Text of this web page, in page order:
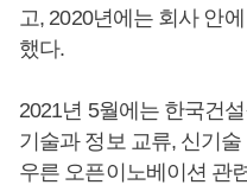
고, 2020년에는 회사 안
했다.
2021년 5월에는 한국건
기술과 정보 교류, 신기
우른 오픈이노베이션 관